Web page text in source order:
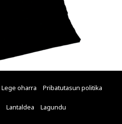
Lege oharra Pribatutasun politika
Lantaldea Lagundu